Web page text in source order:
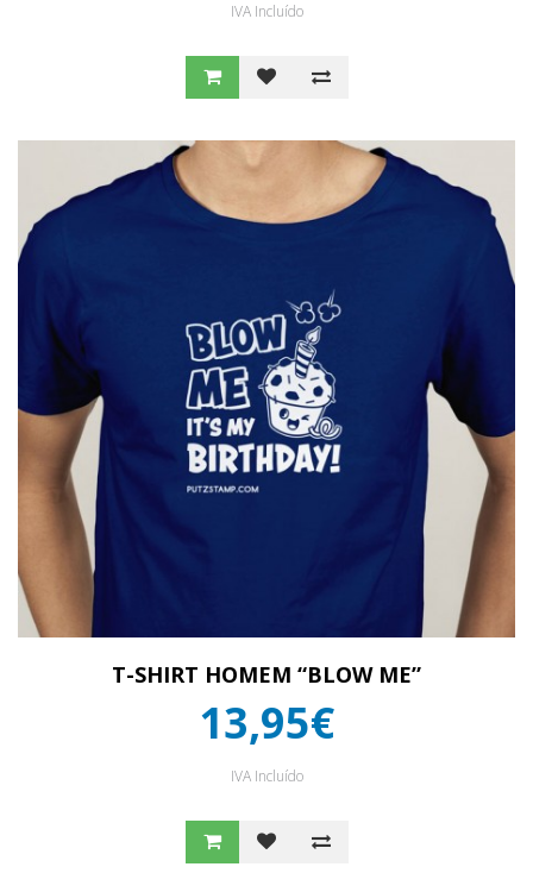
IVA Incluído
T-SHIRT HOMEM “BLOW ME”
13,95€
IVA Incluído